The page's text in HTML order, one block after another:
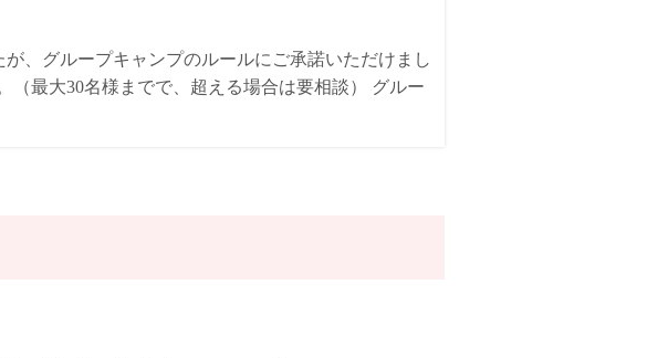
、グループキャンプのルールにご承諾いただけまし
最大30名様までで、超える場合は要相談） グルー